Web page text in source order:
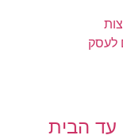
לעסק
עד הבית